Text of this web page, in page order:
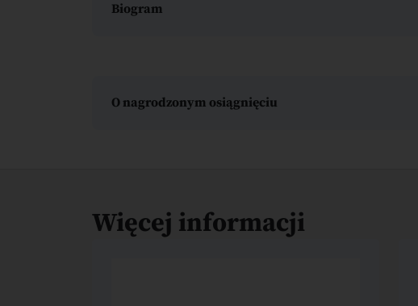
Biogram
O nagrodzonym osiągnięciu
Więcej informacji